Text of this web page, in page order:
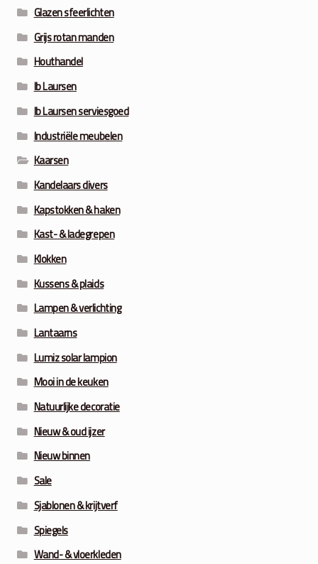
Glazen sfeerlichten
Grijs rotan manden
Houthandel
Ib Laursen
Ib Laursen serviesgoed
Industriële meubelen
Kaarsen
Kandelaars divers
Kapstokken & haken
Kast- & ladegrepen
Klokken
Kussens & plaids
Lampen & verlichting
Lantaarns
Lumiz solar lampion
Mooi in de keuken
Natuurlijke decoratie
Nieuw & oud ijzer
Nieuw binnen
Sale
Sjablonen & krijtverf
Spiegels
Wand- & vloerkleden